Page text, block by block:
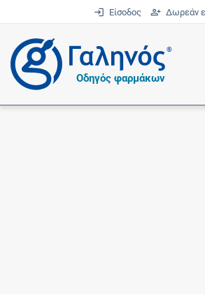
Είσοδος Δωρεάν
®
Οδηγός φαρμάκων